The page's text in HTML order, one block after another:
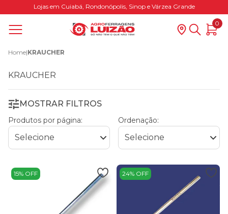
Lojas em Cuiabá, Rondonópolis, Sinop e Várzea Grande
0
Home|KRAUCHER
KRAUCHER
MOSTRAR FILTROS
Produtos por página: Ordenação:
15% OFF 24% OFF